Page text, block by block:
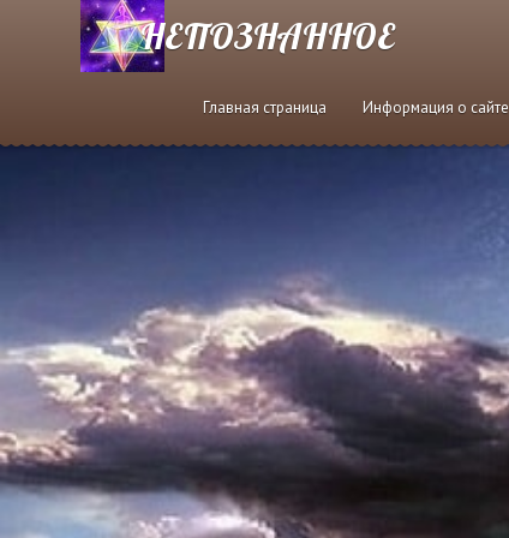
НЕПОЗНАННОЕ
Главная страница Информация о сайте